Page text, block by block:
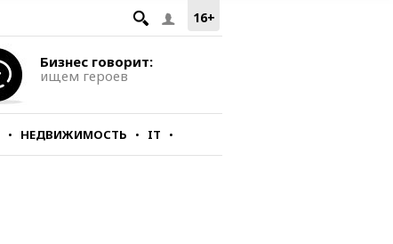
16+
Бизнес говорит:
ищем героев
НЕДВИЖИМОСТЬ IT